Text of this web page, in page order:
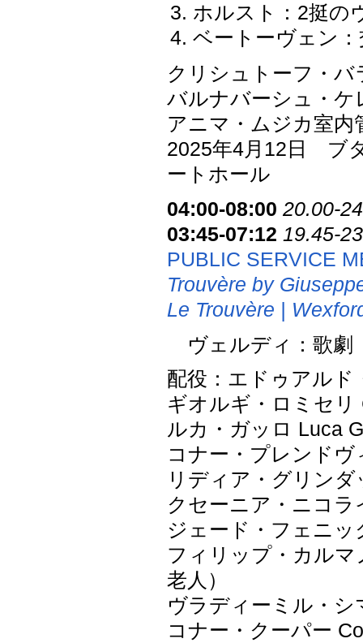
ホルスト：2挺の
ベートーヴェン
クリシュトーフ・
バルナバーシュ・
アニマ・ムジカ室内
2025年4月12日 ブ
ートホール
04:00-08:00 20.00-
03:45-07:12 19.45-
PUBLIC SERVICE
Trouvère by
Le Trouvère |
ヴェルディ：歌劇
配役：エドゥアルド
ギオルギ・ロミセリ
ルカ・ガッロ Luca
コナー・プレンド
リディア・グリン
クセーニア・ニコ
ジェード・フェニ
フィリップ・カル
老人）
ヴラディーミル・シ
コナー・クーパー